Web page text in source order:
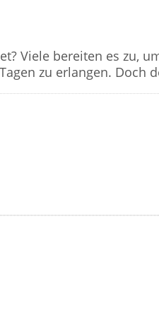
Viele bereiten es zu,
zu erlangen. Doch